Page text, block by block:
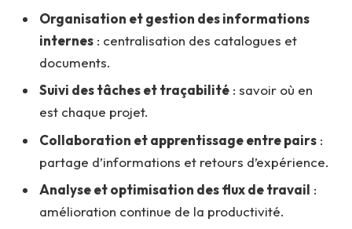
Organisation et gestion des informations
internes : centralisation des catalogues et
documents.
Suivi des tâches et traçabilité : savoir où en
est chaque projet.
Collaboration et apprentissage entre pairs :
partage d’informations et retours d’expérience.
Analyse et optimisation des flux de travail :
amélioration continue de la productivité.